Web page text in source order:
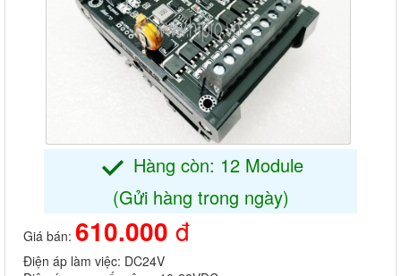
Hàng còn: 12 Module
(Gửi hàng trong ngày)
Giá bán: 610.000 đ
Điện áp làm việc: DC24V